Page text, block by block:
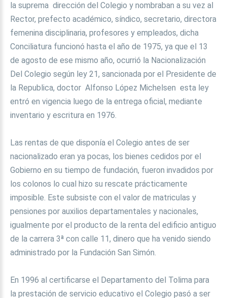
la suprema dirección del Colegio y nombraban a su vez al
Rector, prefecto académico, síndico, secretario, directora
femenina disciplinaria, profesores y empleados, dicha
Conciliatura funcionó hasta el año de 1975, ya que el 13
de agosto de ese mismo año, ocurrió la Nacionalización
Del Colegio según ley 21, sancionada por el Presidente de
la Republica, doctor Alfonso López Michelsen esta ley
entró en vigencia luego de la entrega oficial, mediante
inventario y escritura en 1976.
Las rentas de que disponía el Colegio antes de ser
nacionalizado eran ya pocas, los bienes cedidos por el
Gobierno en su tiempo de fundación, fueron invadidos por
los colonos lo cual hizo su rescate prácticamente
imposible. Este subsiste con el valor de matriculas y
pensiones por auxilios departamentales y nacionales,
igualmente por el producto de la renta del edificio antiguo
de la carrera 3ª con calle 11, dinero que ha venido siendo
administrado por la Fundación San Simón.
En 1996 al certificarse el Departamento del Tolima para
la prestación de servicio educativo el Colegio pasó a ser